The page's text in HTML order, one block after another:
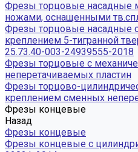
Фрезы торцовые насадные
ножами, оснащенными
Фрезы торцовые насадные
креплением 5-тигранной
25.73.40-003-24939555-2018
Фрезы торцовые с
неперетачиваемых пластин
Фрезы торцово-
креплением сменных
Фрезы концевые
Назад
Фрезы концевые
Фрезы концевые с